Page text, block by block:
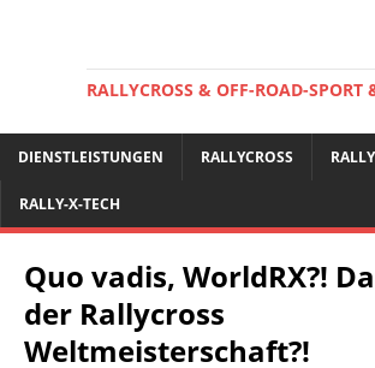
RALLYCROSS & OFF-ROAD-SPORT
DIENSTLEISTUNGEN RALLYCROSS
RALLY-X-TECH
Quo vadis, WorldRX?!
der Rallycross
Weltmeisterschaft?!